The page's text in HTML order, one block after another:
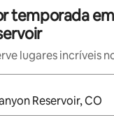
temporada
lugares incríveis
estiverem